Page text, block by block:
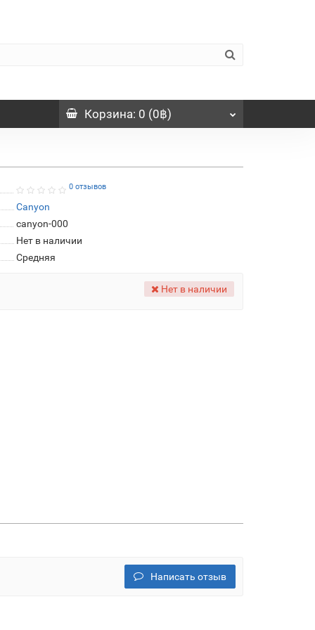
Корзина: 0 (0฿)
0 отзывов
Canyon
canyon-000
Нет в наличии
Средняя
Нет в наличии
Написать отзыв